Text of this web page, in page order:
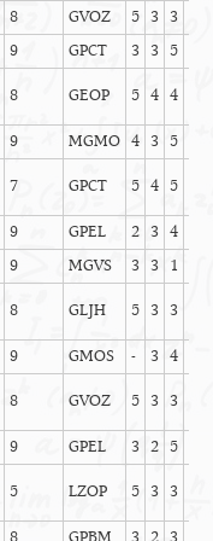
8 GVOZ 5 3 3
9 GPCT 3 3 5
8 GEOP 5 4 4
9 MGMO 4 3 5
7 GPCT 5 4 5
9 GPEL 2 3 4
9 MGVS 3 3 1
8 GLJH 5 3 3
9 GMOS - 3 4
8 GVOZ 5 3 3
9 GPEL 3 2 5
5 LZOP 5 3 3